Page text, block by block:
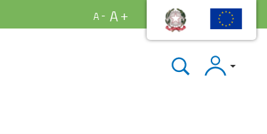
A A
Accedi